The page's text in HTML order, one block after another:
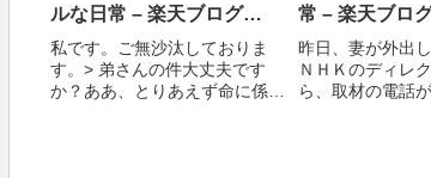
ルな日常 – 楽天ブログ
（Blog）
私です。ご無沙汰しておりま
す。> 弟さんの件大丈夫です
か？ああ、とりあえず命に係わ
常 – 楽天ブロ
昨日、妻が外出
ＮＨＫのディレ
ら、取材の電話